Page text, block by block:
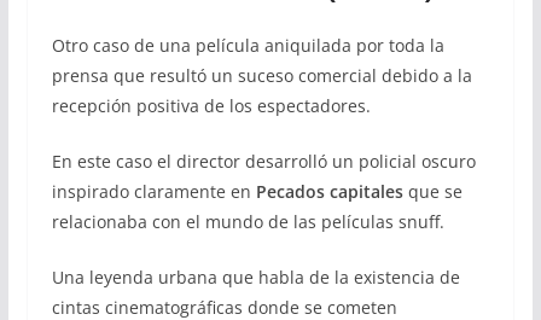
Otro caso de una película aniquilada por toda la
prensa que resultó un suceso comercial debido a la
recepción positiva de los espectadores.
En este caso el director desarrolló un policial oscuro
inspirado claramente en Pecados capitalesque se
relacionaba con el mundo de las películas snuff.
Una leyenda urbana que habla de la existencia de
cintas cinematográficas donde se cometen